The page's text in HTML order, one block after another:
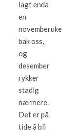
lagt enda
en
novemberuke
bak oss,
og
desember
rykker
stadig
nærmere.
Det er på
tide å bli